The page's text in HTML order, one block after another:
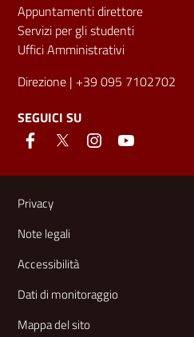
Appuntamenti direttore
Servizi per gli studenti
Uffici Amministrativi
Direzione | +39 095 7102702
SEGUICI SU
Link e
Privacy
Note legali
Accessibilità
Dati di monitoraggio
Mappa del sito